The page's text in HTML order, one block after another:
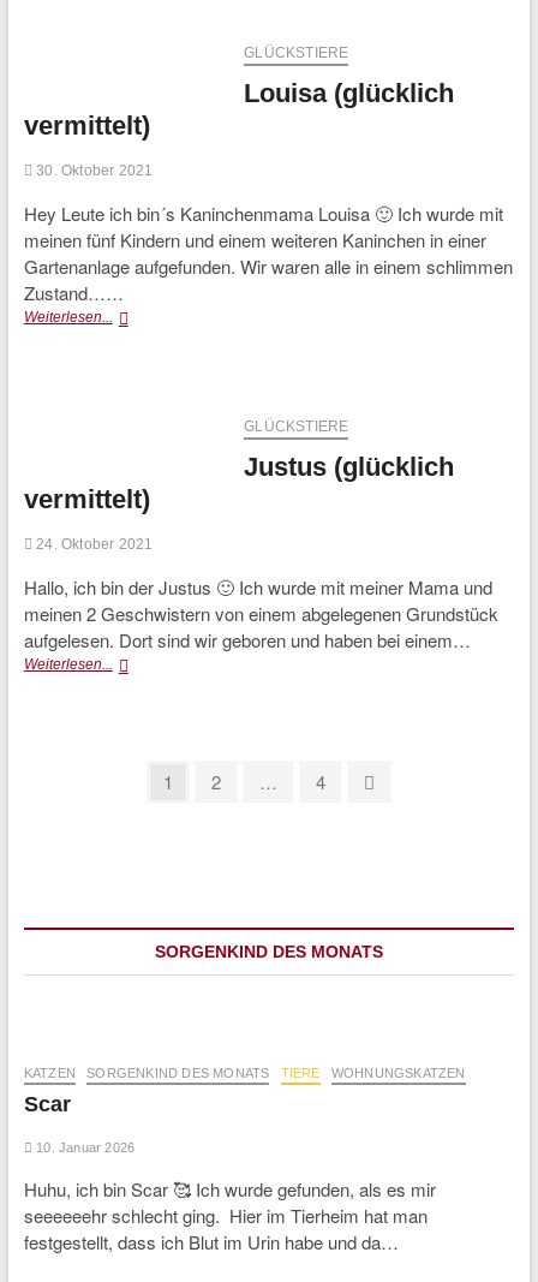
GLÜCKSTIERE
Louisa (glücklich
vermittelt)
30. Oktober 2021
Hey Leute ich bin´s Kaninchenmama Louisa 🙂 Ich wurde mit
meinen fünf Kindern und einem weiteren Kaninchen in einer
Gartenanlage aufgefunden. Wir waren alle in einem schlimmen
Zustand……
Weiterlesen... Louisa
GLÜCKSTIERE
Justus (glücklich
vermittelt)
24. Oktober 2021
Hallo, ich bin der Justus 🙂 Ich wurde mit meiner Mama und
meinen 2 Geschwistern von einem abgelegenen Grundstück
aufgelesen. Dort sind wir geboren und haben bei einem…
Weiterlesen... Justus
Seitennummerierung
Page
1 Page
2 … Page
4
Next
SORGENKIND DES MONATS
KATZEN SORGENKIND DES MONATS TIERE WOHNUNGSKATZEN
Scar
10. Januar 2026
Huhu, ich bin Scar 🥰 Ich wurde gefunden, als es mir
seeeeeehr schlecht ging. Hier im Tierheim hat man
festgestellt, dass ich Blut im Urin habe und da…